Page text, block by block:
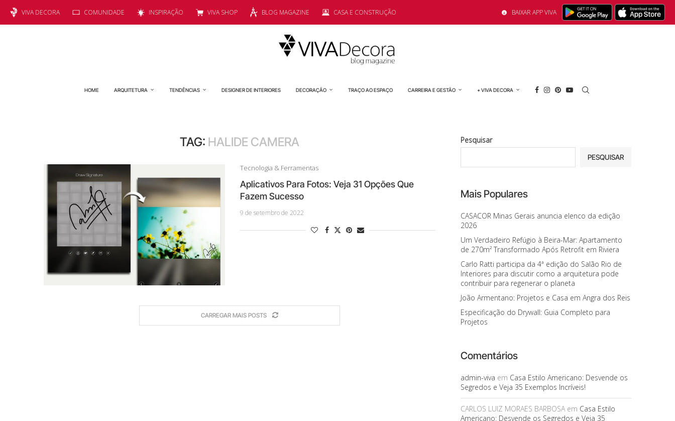
VIVA DECORA COMUNIDADE INSPIRAÇÃO VIVA SHOP BLOG MAGAZINE CASA E CONSTRUÇÃO BAIXAR APP VIVA
HOME ARQUITETURA TENDÊNCIAS DESIGNER DE INTERIORES DECORAÇÃO TRAÇO AO ESPAÇO CARREIRA E GESTÃO + VIVA DECORA
TAG: HALIDE CAMERA
Tecnologia & Ferramentas
Aplicativos Para Fotos: Veja 31 Opções Que
Fazem Sucesso
9 de setembro de 2022
CARREGAR MAIS POSTS
Pesquisar
PESQUISAR
Mais Populares
CASACOR Minas Gerais anuncia elenco da edição
2026
Um Verdadeiro Refúgio à Beira-Mar: Apartamento
de 270m² Transformado Após Retrofit em Riviera
Carlo Ratti participa da 4ª edição do Salão Rio de
Interiores para discutir como a arquitetura pode
contribuir para regenerar o planeta
João Armentano: Projetos e Casa em Angra dos Reis
Especificação do Drywall: Guia Completo para
Projetos
Comentários
admin-viva em Casa Estilo Americano: Desvende os
Segredos e Veja 35 Exemplos Incríveis!
CARLOS LUIZ MORAES BARBOSAem Casa Estilo
Americano: Desvende os Segredos e Veja 35